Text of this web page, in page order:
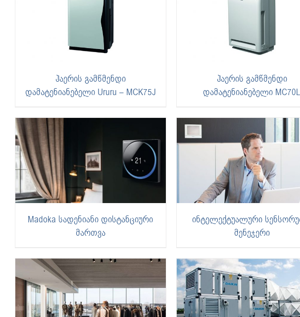
ჰაერის გამწმენდი
დამატენიანებელი Ururu – MCK75J
ჰაერის გამწმენდი
დამატენიანებელი MC70L
Madoka სადენიანი დისტანციური
მართვა
ინტელექტუალური
მენეჯერი